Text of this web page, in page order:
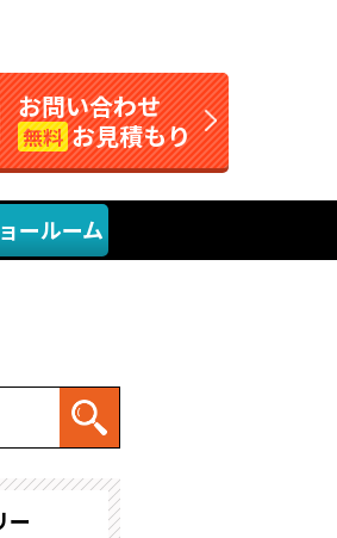
お問い合わせ
無料 お見積もり
ールーム
ー